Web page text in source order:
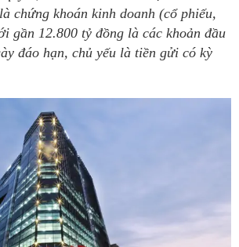
chứng khoán kinh doanh (cổ phiếu,
gần 12.800 tỷ đồng là các khoản đầu
đáo hạn, chủ yếu là tiền gửi có kỳ